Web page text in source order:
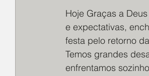
Hoje Graças a
e expectativas,
festa pelo retorno
Temos grandes
enfrentamos